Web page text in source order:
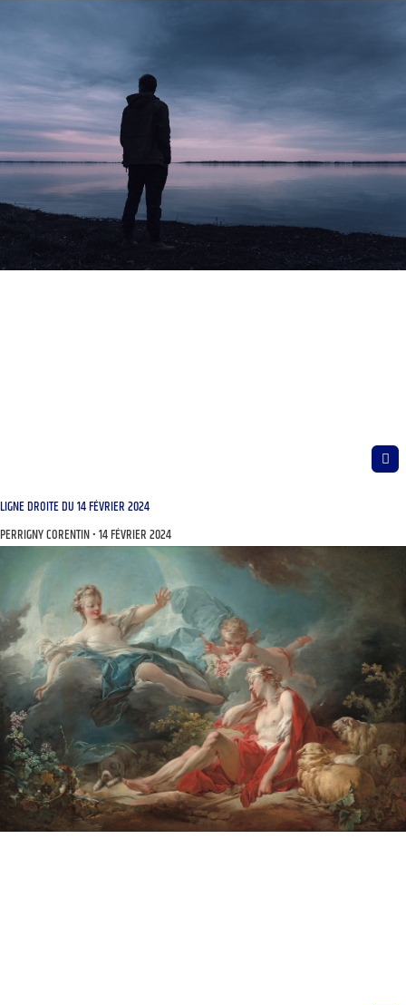
LIGNE DROITE DU 14 FÉVRIER 2024
PERRIGNY CORENTIN 14 FÉVRIER 2024